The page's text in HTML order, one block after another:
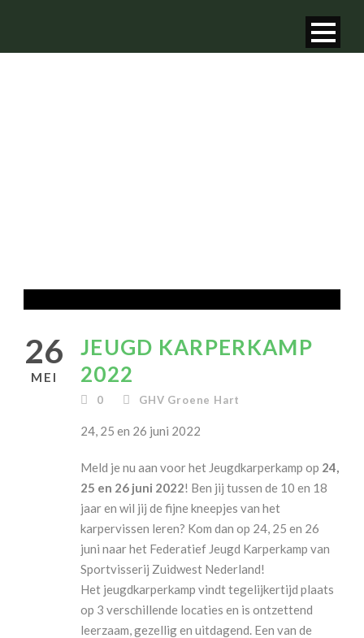
26
MEI
JEUGD KARPERKAMP
2022
0 GHV Groene Hart
24, 25 en 26 juni 2022
Meld je nu aan voor het Jeugdkarperkamp op 24,
25 en 26 juni 2022! Ben jij tussen de 10 en 18
jaar en wil jij de fijne kneepjes van het
karpervissen leren? Kom dan op 24, 25 en 26
juni naar het Federatief Jeugd Karperkamp van
Sportvisserij Zuidwest Nederland!
Het jeugdkarperkamp vindt tegelijkertijd plaats
op 3 verschillende locaties en is ontzettend
leerzaam, gezellig en uitdagend. Een van de